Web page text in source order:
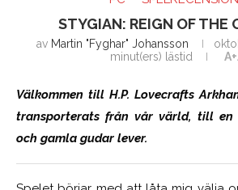
STYGIAN: REIGN OF THE
av Martin "Fyghar" Johansson
minut(ers) lästid
A+
Välkommen till H.P. Lovecrafts
transporterats från vår värld, till en
och gamla gudar lever.